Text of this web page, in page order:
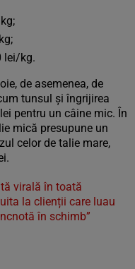
lei/kg.
de asemenea, de
tunsul și îngrijirea
pentru un câine mic. În
mică presupune un
celor de talie mare,
virală în toată
la clienții care luau
în schimb”